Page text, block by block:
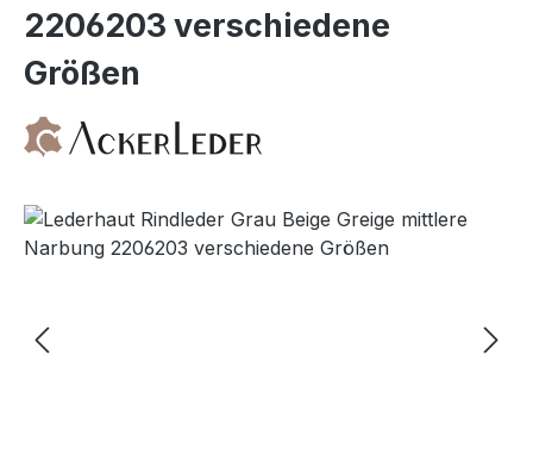
2206203 verschiedene
Größen
Bildergalerie überspringen